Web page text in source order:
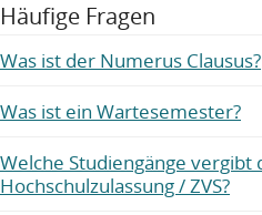
Häufige Fragen
Was ist der Numerus Clausus?
Was ist ein Wartesemester?
Welche Studiengänge vergibt
Hochschulzulassung / ZVS?